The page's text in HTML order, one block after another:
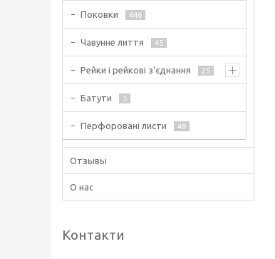
Поковки 446
Чавунне лиття 45
Рейки і рейкові з'єднання 25
Батути 5
Перфоровані листи 49
Отзывы
О нас
Контакти